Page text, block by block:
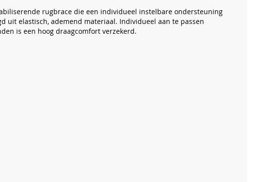
rugbrace die een individueel instelbare ondersteuning
uit elastisch, ademend materiaal. Individueel aan te passen
is een hoog draagcomfort verzekerd.